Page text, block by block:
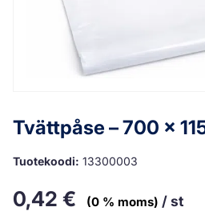
Tvättpåse – 700 x
Tuotekoodi: 13300003
0,42 € (0 % moms) / st